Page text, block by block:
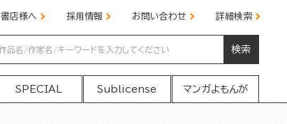
書店様へ 採用情報 お問い合わせ 詳細検索
検索
SPECIAL Sublicense マンガよもんが